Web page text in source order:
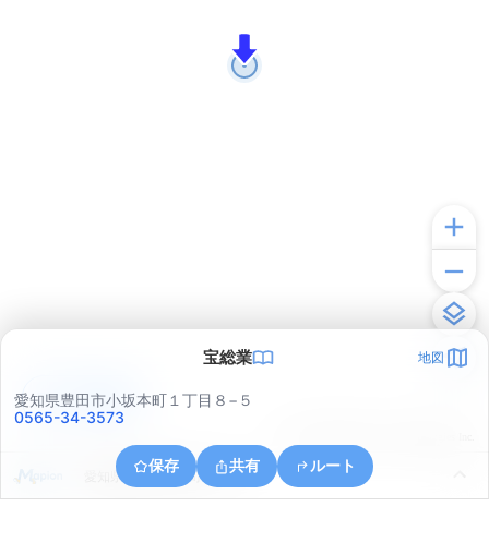
宝総業 地図
愛知県豊田市小坂本町１丁目８−５
0565-34-3573
保存 共有 ルート
愛知県豊田市元宮町５丁目
アプリで見る